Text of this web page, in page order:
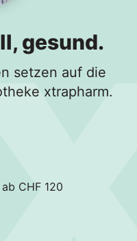
gesund.
setzen auf die
xtrapharm.
CHF 120